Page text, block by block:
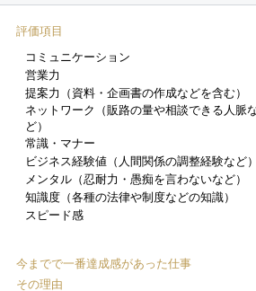
評価項目
コミュニケーション
営業力
提案力（資料・企画書の作成などを含む）
ネットワーク（販路の量や相談できる人脈
ど）
常識・マナー
ビジネス経験値（人間関係の調整経験など
メンタル（忍耐力・愚痴を言わないなど）
知識度（各種の法律や制度などの知識）
スピード感
今までで一番達成感があった仕事
その理由